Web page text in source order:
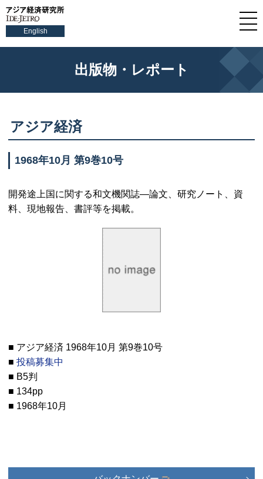
English
出版物・レポート
アジア経済
1968年10月 第9巻10号
開発途上国に関する和文機関誌—論文、研究ノート、資
料、現地報告、書評等を掲載。
■ アジア経済 1968年10月 第9巻10号
■ 投稿募集中
■ B5判
■ 134pp
■ 1968年10月